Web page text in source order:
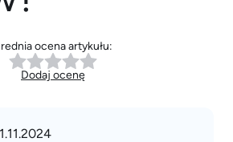
ocena artykułu:
Dodaj ocenę